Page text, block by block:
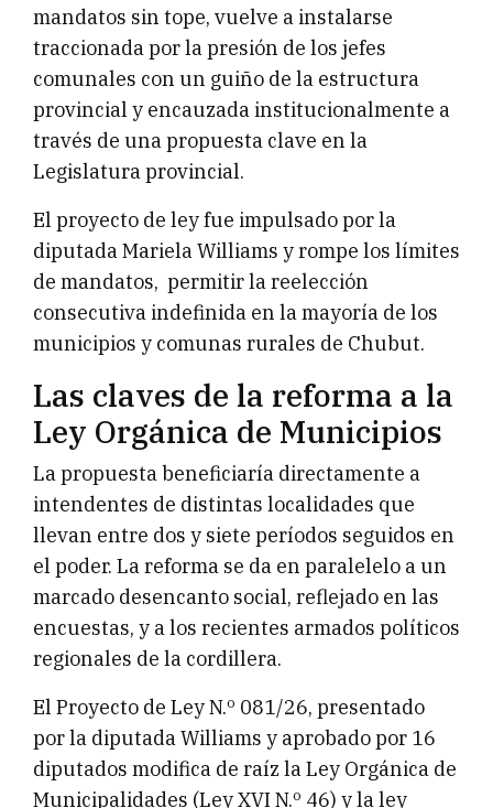
mandatos sin tope, vuelve a instalarse
traccionada por la presión de los jefes
comunales con un guiño de la estructura
provincial y encauzada institucionalmente a
través de una propuesta clave en la
Legislatura provincial.
El proyecto de ley fue impulsado por la
diputada Mariela Williams y rompe los límites
de mandatos, permitir la reelección
consecutiva indefinida en la mayoría de los
municipios y comunas rurales de Chubut.
Las claves de la reforma a la
Ley Orgánica de Municipios
La propuesta beneficiaría directamente a
intendentes de distintas localidades que
llevan entre dos y siete períodos seguidos en
el poder. La reforma se da en paralelelo a un
marcado desencanto social, reflejado en las
encuestas, y a los recientes armados políticos
regionales de la cordillera.
El Proyecto de Ley N.º 081/26, presentado
por la diputada Williams y aprobado por 16
diputados modifica de raíz la Ley Orgánica de
Municipalidades (Ley XVI N.º 46) y la ley